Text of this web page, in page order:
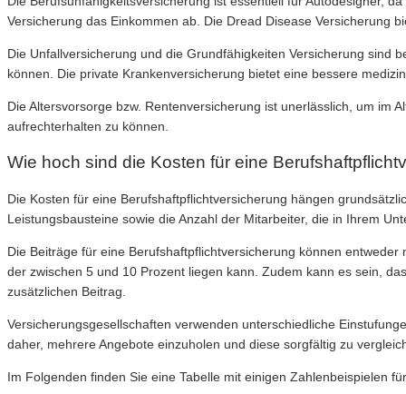
Versicherung das Einkommen ab. Die Dread Disease Versicherung
Die Unfallversicherung und die Grundfähigkeiten Versicherung sind
können. Die private Krankenversicherung bietet eine bessere
Die Altersvorsorge bzw. Rentenversicherung ist unerlässlich, um im
aufrechterhalten zu können.
Wie hoch sind die Kosten für eine
Die Kosten für eine Berufshaftpflichtversicherung hängen
Leistungsbausteine sowie die Anzahl der Mitarbeiter, die in Ihrem
Die Beiträge für eine Berufshaftpflichtversicherung können
der zwischen 5 und 10 Prozent liegen kann. Zudem kann es sein,
zusätzlichen Beitrag.
Versicherungsgesellschaften verwenden unterschiedliche
daher, mehrere Angebote einzuholen und diese sorgfältig zu
Im Folgenden finden Sie eine Tabelle mit einigen Zahlenbeispielen